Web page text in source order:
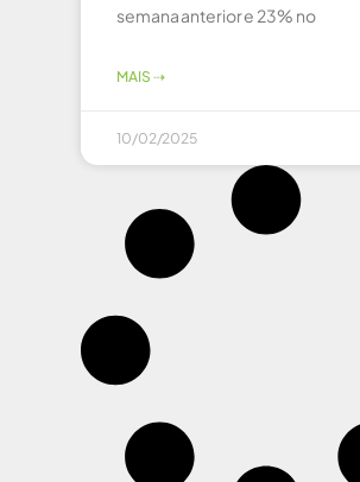
semana anterior e 23% no
MAIS ⇢
10/02/2025